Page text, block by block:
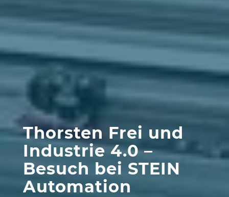
Thorsten Frei und
Industrie 4.0 –
Besuch bei STEIN
Automation